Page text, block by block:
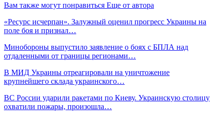
Вам также могут понравиться Еще от автора
«Ресурс исчерпан». Залужный оценил прогресс Украины на
поле боя и признал…
Минобороны выпустило заявление о боях с БПЛА над
отдаленными от границы регионами…
В МИД Украины отреагировали на уничтожение
крупнейшего склада украинского…
ВС России ударили ракетами по Киеву. Украинскую столицу
охватили пожары, произошла…